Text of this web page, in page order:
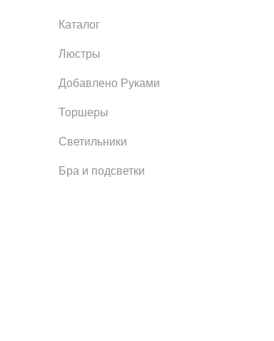
Каталог
Люстры
Добавлено Руками
Торшеры
Светильники
Бра и подсветки